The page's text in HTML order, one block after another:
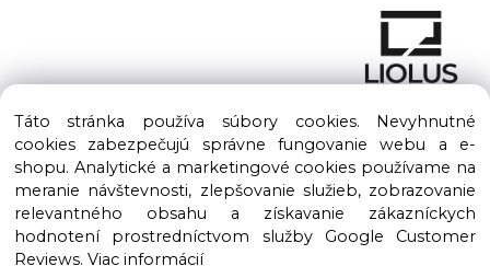
Copyright © 2016 – 2026 LIOLUS s.r.o. Všetky práva vyhradené.
Vytvorené spoločnosťouLIOLUS, s.r.o.
Ku Bratke 11, Levice, 934 05
Táto stránka používa súbory cookies. Nevyhnutné
cookies zabezpečujú správne fungovanie webu a e-
shopu. Analytické a marketingové cookies používame na
meranie návštevnosti, zlepšovanie služieb, zobrazovanie
relevantného obsahu a získavanie zákazníckych
hodnotení prostredníctvom služby Google Customer
Reviews. Viac informácií